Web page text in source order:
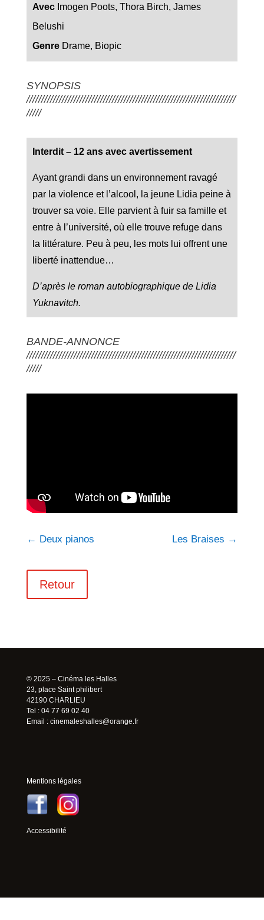
AvecImogen Poots, Thora Birch, James
Belushi
GenreDrame, Biopic
SYNOPSIS
///////////////////////////////////////////////////////////////////////
/////
Interdit – 12 ans avec avertissement
Ayant grandi dans un environnement ravagé
par la violence et l’alcool, la jeune Lidia peine à
trouver sa voie. Elle parvient à fuir sa famille et
entre à l’université, où elle trouve refuge dans
la littérature. Peu à peu, les mots lui offrent une
liberté inattendue…
D’après le roman autobiographique de Lidia
Yuknavitch.
BANDE-ANNONCE
///////////////////////////////////////////////////////////////////////
/////
← Deux pianos Les Braises →
Retour
© 2025 – Cinéma les Halles
23, place Saint philibert
42190 CHARLIEU
Tel : 04 77 69 02 40
Email : cinemaleshalles@orange.fr
Mentions légales
Accessibilité